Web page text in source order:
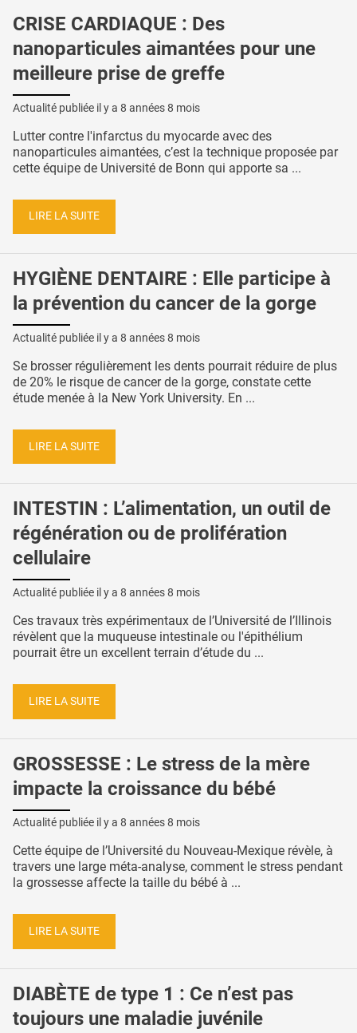
CRISE CARDIAQUE : Des
nanoparticules aimantées pour une
meilleure prise de greffe
Actualité publiée il y a 8 années 8 mois
Lutter contre l'infarctus du myocarde avec des
nanoparticules aimantées, c’est la technique proposée par
cette équipe de Université de Bonn qui apporte sa ...
LIRE LA SUITE
HYGIÈNE DENTAIRE : Elle participe à
la prévention du cancer de la gorge
Actualité publiée il y a 8 années 8 mois
Se brosser régulièrement les dents pourrait réduire de plus
de 20% le risque de cancer de la gorge, constate cette
étude menée à la New York University. En ...
LIRE LA SUITE
INTESTIN : L’alimentation, un outil de
régénération ou de prolifération
cellulaire
Actualité publiée il y a 8 années 8 mois
Ces travaux très expérimentaux de l’Université de l’Illinois
révèlent que la muqueuse intestinale ou l'épithélium
pourrait être un excellent terrain d’étude du ...
LIRE LA SUITE
GROSSESSE : Le stress de la mère
impacte la croissance du bébé
Actualité publiée il y a 8 années 8 mois
Cette équipe de l’Université du Nouveau-Mexique révèle, à
travers une large méta-analyse, comment le stress pendant
la grossesse affecte la taille du bébé à ...
LIRE LA SUITE
DIABÈTE de type 1 : Ce n’est pas
toujours une maladie juvénile